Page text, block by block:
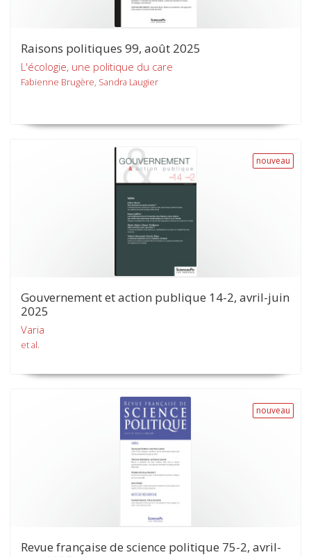
Raisons politiques 99, août 2025
L'écologie, une politique du care
Fabienne Brugère, Sandra Laugier
nouveau
Gouvernement et action publique 14-2, avril-juin
2025
Varia
et al.
nouveau
Revue française de science politique 75-2, avril-